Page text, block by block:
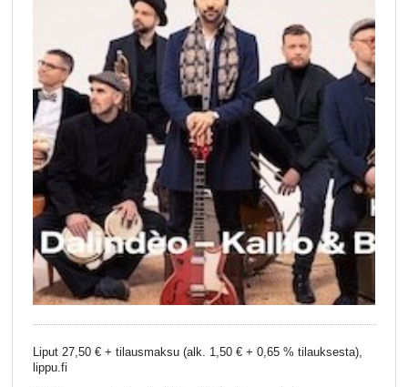
Liput 27,50 € + tilausmaksu (alk. 1,50 € + 0,65 % tilauksesta),
lippu.fi